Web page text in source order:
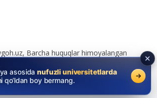
Barcha huquqlar himoyalangan
asosidanufuzli universitetlarda
qo‘ldan boy bermang.